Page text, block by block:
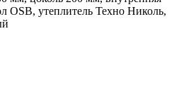
OSB, утеплитель Техно Николь,